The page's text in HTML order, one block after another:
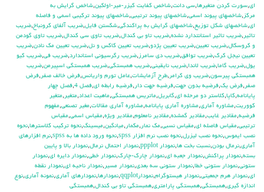
اي,سورت كردن متغيرها,سي دانت,شاخص كفايت كيزر-مير-اولكين,شاخص گرايش به
مركز ,شاخصهاي پيوند اسمي,شاخصهاي پيوند ترتيبي,شاخصهاي پيوند تركيبي اسمي و فاصله
اي,شاخصهاي شكل توزيع,شاخصهاي گرايش به پراكندگي,شكستن فايل,ضريب آلفاي کرونباخ,ضريب
تاثير ,ضريب تاثير استانتدارد نشده,ضريب تاو بي كندال,ضريب تاوي سي كندال,ضريب تاوي گودمن
و كروسكال,ضريب تعيين,ضريب تعيين پژدو,ضريب تعيين كاكس و نل,ضريب تعيين مك نادن,ضريب
تعيين نيجل كرك,ضريب توافق,ضريب دي سامرز ,ضريب رگرسيوني استاندارد,ضريب في,ضريب كيو
يول,ضريب گاما,ضريب لاندا,ضريب نايقيني,ضريب همبستگي,ضريب همبستگي اسپيرمن,ضريب
همبستگي پيرسون,ضريب وي كرامر ,طرح آزمايشات,عامل تورم واريانس,فرض خالف صفر ,فرض
صفر ,فرض يك,فرضيه بدون جهت,فرضيه جهت دار ,فرضيه رابطه اي,فصل 4 ,فصل چهار
پايانامه,كاپا,كلاستر دو مرحله اي,گابريل,ماتريس همبستگي,ماهيت اعداد,متغير ,متغير
كووريت,مشاوره آماري,مشاوره آماري پايانامه,مشاوره آماري مقالات,مغير تصنعي,مفهوم
فرضيه,مقادير غايب,مقادير گمشده,مقادير نامعلوم,مقادير ويژه,مقياس اسمي,مقياس
ترتيبي,مقياس فاصله اي,مقياس نسبي,مك نمار ,مكمار ,ميانگين,ميسينگ,نحوه تركيب كلاسترها,نحوه
نصب ايموس,نحوه نصب ليزرل,نحوه نصب نرم افزار spss ,نحوه ورود داده ها به spss ,نرم افزارهاي
آماري,نرمال بودن,نسبت بخت ها,نمودار ppplot ,نمودار احتمال نرمال,نمودار بالا و پايين
بسته,نمودار پراكنش,نمودار جعبه اي,نمودار چارك-چارك,نمودار خطي,نمودار دايره اي,نمودار
ستوني,نمودار ستوني خطا,نمودار ستوني سه بعدي,نمودار مسير ,نمودار ناحيه اي,نمودار نقطه
اي,نمودار هرم جمعيتي,نمودار هيستوگرام,نمودارqqplot ,نمودارها,نمودارهاي آماري,نمونه آماري,نوع
اندازه گيري,همبستگي,همبستگي پارامتري,همبستگي تاو بي کندال,همبستگي